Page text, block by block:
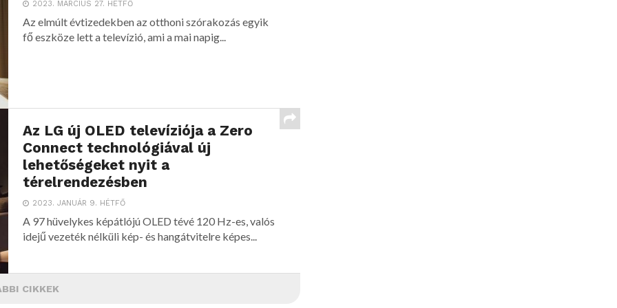
2023. MÁRCIUS 27. HÉTFŐ
Az elmúlt évtizedekben az otthoni szórakozás egyik
fő eszköze lett a televízió, ami a mai napig...
Az LG új OLED televíziója a Zero
Connect technológiával új
lehetőségeket nyit a
térelrendezésben
2023. JANUÁR 9. HÉTFŐ
A 97 hüvelykes képátlójú OLED tévé 120 Hz-es, valós
idejű vezeték nélküli kép- és hangátvitelre képes...
CIKKEK